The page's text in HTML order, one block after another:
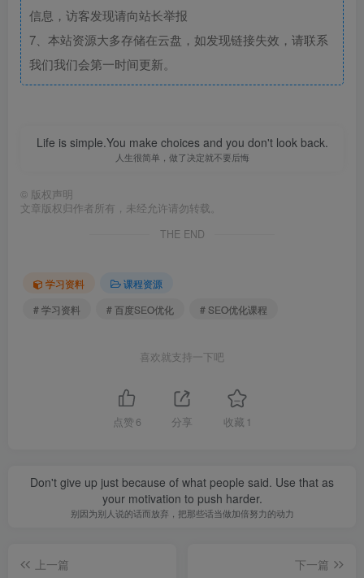
信息，访客发现请向站长举报
7、本站资源大多存储在云盘，如发现链接失效，请联系
我们我们会第一时间更新。
Life is simple.You make choices and you don't look back.
人生很简单，做了决定就不要后悔
© 版权声明
文章版权归作者所有，未经允许请勿转载。
THE END
学习资料
课程资源
# 学习资料
# 百度SEO优化 # SEO优化课程
喜欢就支持一下吧
点赞 6 分享 收藏 1
Don't give up just because of what people said. Use that as
your motivation to push harder.
别因为别人说的话而放弃，把那些话当做加倍努力的动力
上一篇
下一篇